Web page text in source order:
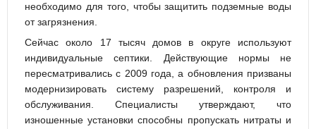
необходимо для того, чтобы защитить подземные воды
от загрязнения.
Сейчас около 17 тысяч домов в округе используют
индивидуальные септики. Действующие нормы не
пересматривались с 2009 года, а обновления призваны
модернизировать систему разрешений, контроля и
обслуживания. Специалисты утверждают, что
изношенные установки способны пропускать нитраты и